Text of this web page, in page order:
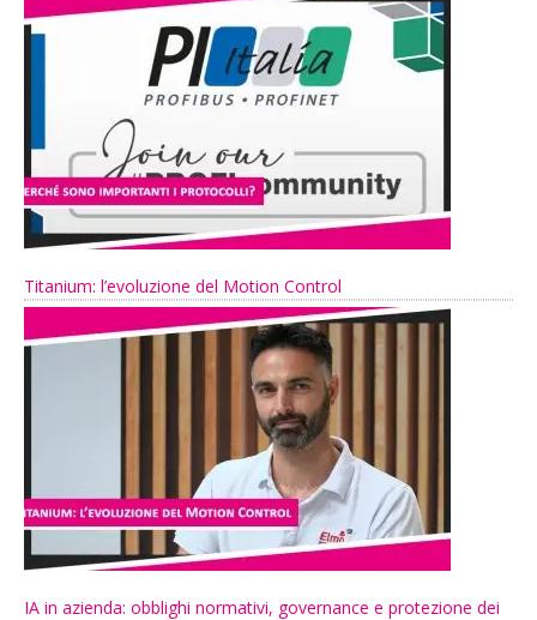
Titanium: l’evoluzione del Motion Control
IA in azienda: obblighi normativi, governance e protezione dei